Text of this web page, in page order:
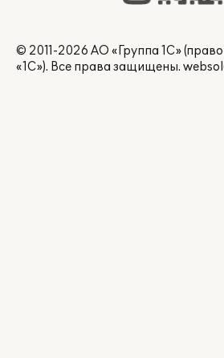
© 2011-2026 АО «Группа 1С»
«1С»). Все права защищены.